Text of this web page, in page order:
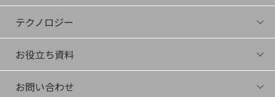
ニュース一覧
プレスリリース
イベント登壇
テクノロジー
テクノロジー
サイエンスコラム
お役立ち資料
ダウンロード
動画
お問い合わせ